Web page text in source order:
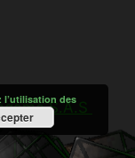
S.A.S
l’utilisation des